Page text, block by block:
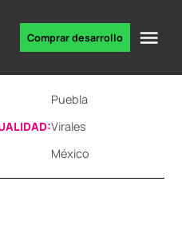
Comprar desarrollo
Puebla
Virales
México